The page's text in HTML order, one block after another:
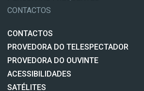
CONTACTOS
CONTACTOS
PROVEDORA DO TELESPECTADOR
PROVEDORA DO OUVINTE
ACESSIBILIDADES
SATÉLITES